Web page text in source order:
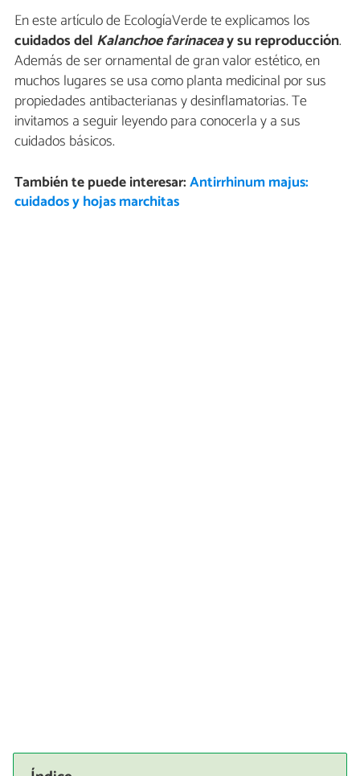
En este artículo de EcologíaVerde te explicamos los
cuidados del Kalanchoe farinaceay su reproducción.
Además de ser ornamental de gran valor estético, en
muchos lugares se usa como planta medicinal por sus
propiedades antibacterianas y desinflamatorias. Te
invitamos a seguir leyendo para conocerla y a sus
cuidados básicos.
También te puede interesar:Antirrhinum majus:
cuidados y hojas marchitas